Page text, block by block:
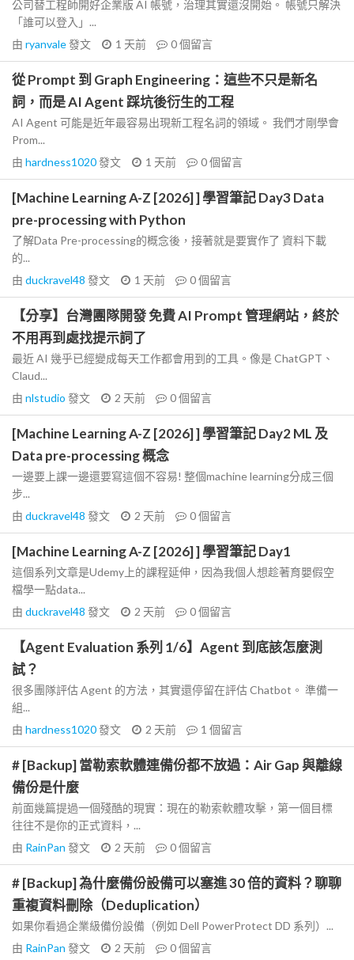
公司替工程師開好企業版 AI 帳號，治理其實還沒開始。 帳號只解決
「誰可以登入」...
由 ryanvale發文 1 天前 0個留言
從 Prompt 到 Graph Engineering：這些不只是新名
詞，而是 AI Agent 踩坑後衍生的工程
AI Agent 可能是近年最容易出現新工程名詞的領域。 我們才剛學會
Prom...
由 hardness1020發文 1 天前 0個留言
[Machine Learning A-Z [2026] ] 學習筆記 Day3 Data
pre-processing with Python
了解Data Pre-processing的概念後，接著就是要實作了 資料下載
的...
由 duckravel48 發文 1 天前 0個留言
【分享】台灣團隊開發 免費 AI Prompt 管理網站，終於
不用再到處找提示詞了
最近 AI 幾乎已經變成每天工作都會用到的工具。像是 ChatGPT、
Claud...
由 nlstudio 發文 2 天前 0個留言
[Machine Learning A-Z [2026] ] 學習筆記 Day2 ML 及
Data pre-processing 概念
一邊要上課一邊還要寫這個不容易! 整個machine learning分成三個
步...
由 duckravel48 發文 2 天前 0個留言
[Machine Learning A-Z [2026] ] 學習筆記 Day1
這個系列文章是Udemy上的課程延伸，因為我個人想趁著育嬰假空
檔學一點data...
由 duckravel48 發文 2 天前 0個留言
【Agent Evaluation 系列 1/6】Agent 到底該怎麼測
試？
很多團隊評估 Agent 的方法，其實還停留在評估 Chatbot。 準備一
組...
由 hardness1020發文 2 天前 1 個留言
# [Backup] 當勒索軟體連備份都不放過：Air Gap 與離線
備份是什麼
前面幾篇提過一個殘酷的現實：現在的勒索軟體攻擊，第一個目標
往往不是你的正式資料，...
由 RainPan 發文 2 天前 0個留言
# [Backup] 為什麼備份設備可以塞進 30 倍的資料？聊聊
重複資料刪除（Deduplication）
如果你看過企業級備份設備（例如 Dell PowerProtect DD 系列）...
由 RainPan 發文 2 天前 0個留言